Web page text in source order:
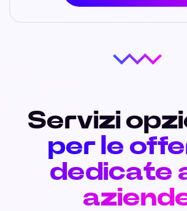
Servizi
per le
dedicate